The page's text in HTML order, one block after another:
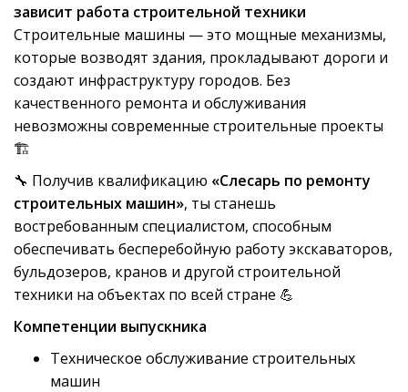
зависит работа строительной техники
Строительные машины — это мощные механизмы,
которые возводят здания, прокладывают дороги и
создают инфраструктуру городов. Без
качественного ремонта и обслуживания
невозможны современные строительные проекты
🏗️
🔧 Получив квалификацию «Слесарь по ремонту
строительных машин», ты станешь
востребованным специалистом, способным
обеспечивать бесперебойную работу экскаваторов,
бульдозеров, кранов и другой строительной
техники на объектах по всей стране 💪
Компетенции выпускника
Техническое обслуживание строительных
машин